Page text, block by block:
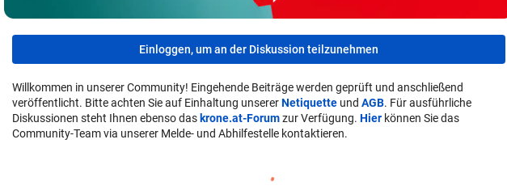
Einloggen, um an der Diskussion teilzunehmen
Willkommen in unserer Community! Eingehende Beiträge werden geprüft und anschließend
veröffentlicht. Bitte achten Sie auf Einhaltung unsererNetiquette und AGB. Für ausführliche
Diskussionen steht Ihnen ebenso das krone.at-Forumzur Verfügung. Hier können Sie das
Community-Team via unserer Melde- und Abhilfestelle kontaktieren.